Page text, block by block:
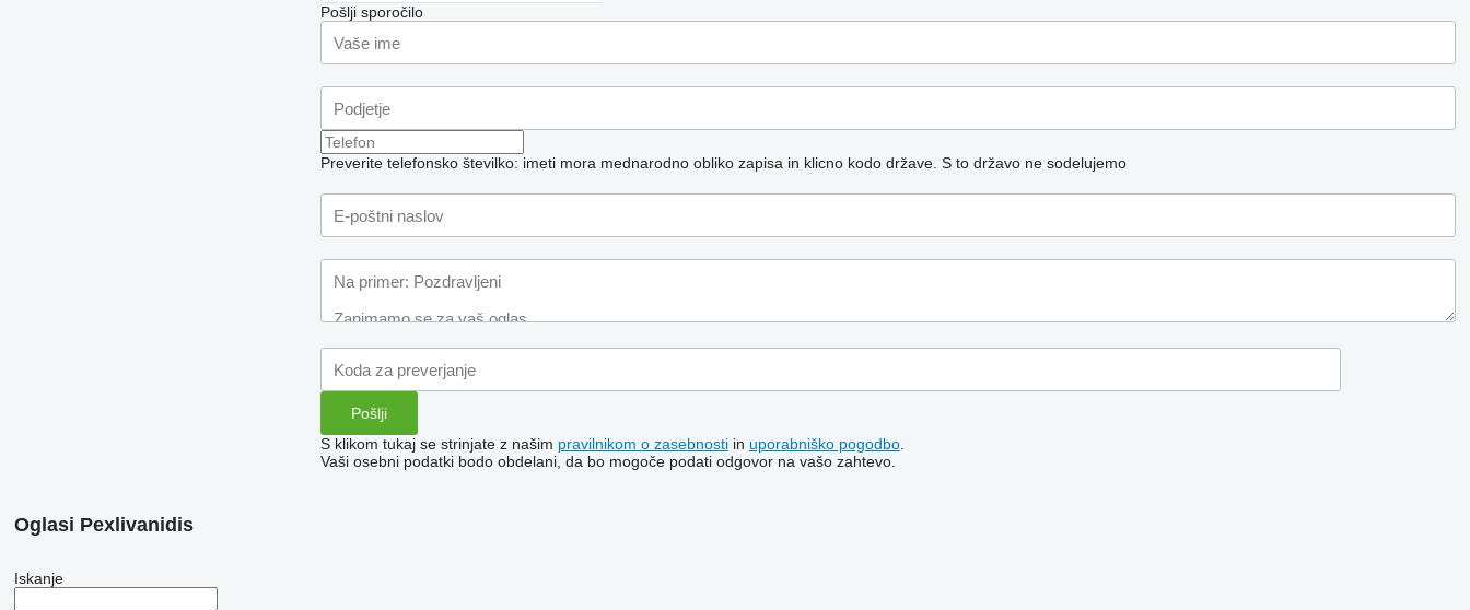
Pošlji sporočilo
Preverite telefonsko številko: imeti mora mednarodno obliko zapisa in klicno kodo države. S to državo ne sodelujemo
S klikom tukaj se strinjate z našim pravilnikom o zasebnostiin uporabniško pogodbo.
Vaši osebni podatki bodo obdelani, da bo mogoče podati odgovor na vašo zahtevo.
Oglasi Pexlivanidis
Iskanje